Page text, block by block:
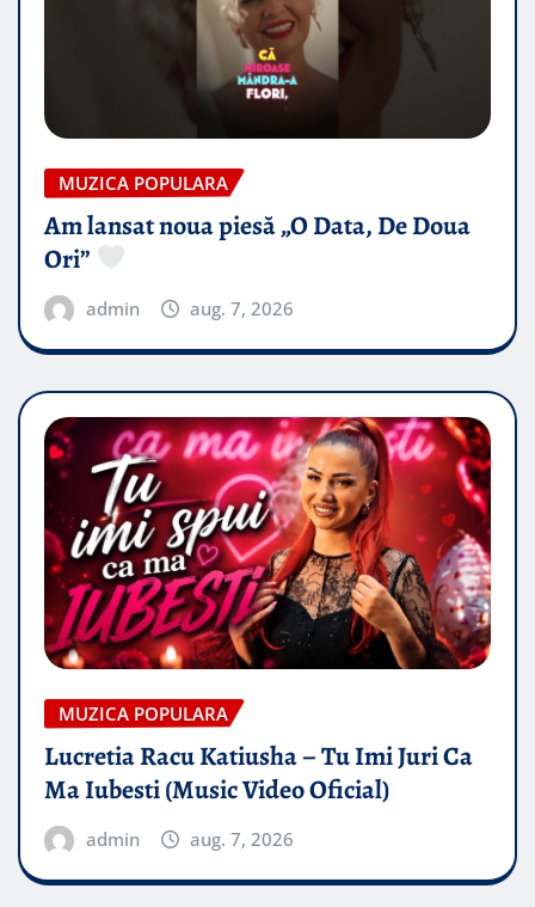
MUZICA POPULARA
Am lansat noua piesă „O Data, De Doua
Ori”
admin aug. 7, 2026
MUZICA POPULARA
Lucretia Racu Katiusha – Tu Imi Juri Ca
Ma Iubesti (Music Video Oficial)
admin aug. 7, 2026